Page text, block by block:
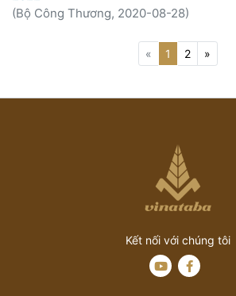
(Bộ Công Thương, 2020-08-28)
« 1 (current)
2 »
Kết nối với chúng tôi